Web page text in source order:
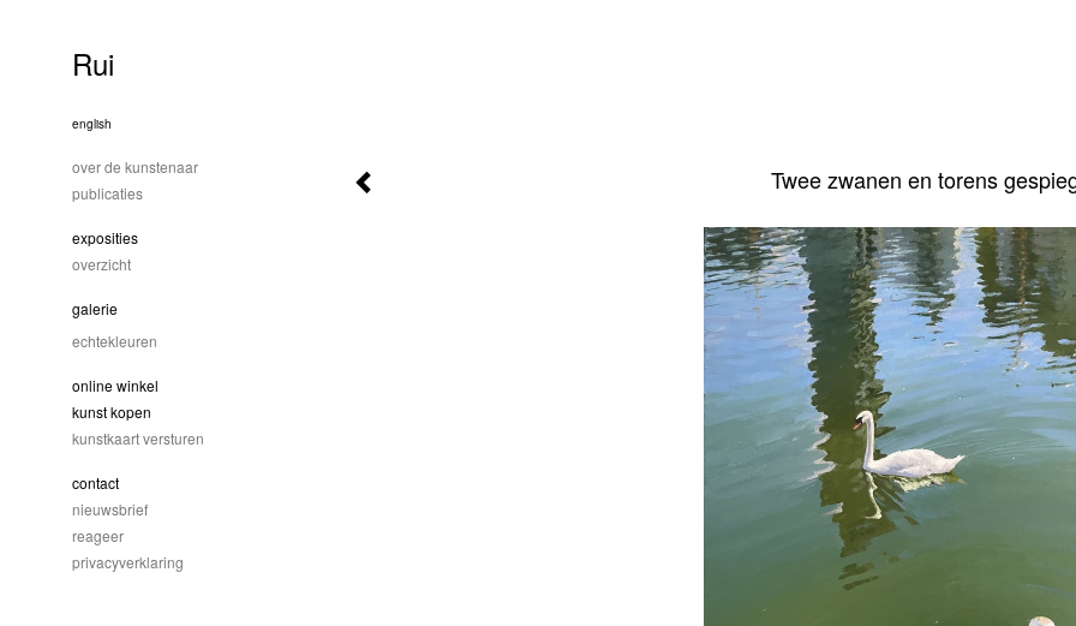
Twee zwanen en torens
Rui
english
over de kunstenaar
publicaties
exposities
overzicht
galerie
echtekleuren
online winkel
kunst kopen
kunstkaart versturen
contact
nieuwsbrief
reageer
privacyverklaring